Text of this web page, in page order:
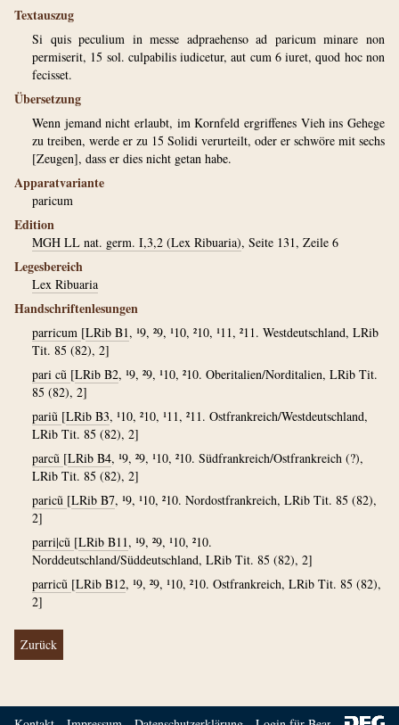
Textauszug
Si quis peculium in messe adpraehenso ad paricum minare non
permiserit, 15 sol. culpabilis iudicetur, aut cum 6 iuret, quod hoc non
fecisset.
Übersetzung
Wenn jemand nicht erlaubt, im Kornfeld ergriffenes Vieh ins Gehege
zu treiben, werde er zu 15 Solidi verurteilt, oder er schwöre mit sechs
[Zeugen], dass er dies nicht getan habe.
Apparatvariante
paricum
Edition
MGH LL nat. germ. I,3,2 (Lex Ribuaria), Seite 131, Zeile 6
Legesbereich
Lex Ribuaria
Handschriftenlesungen
parricum [LRib B1, ¹9, ²9, ¹10, ²10, ¹11, ²11. Westdeutschland, LRib
Tit. 85 (82), 2]
pari cũ [LRib B2, ¹9, ²9, ¹10, ²10. Oberitalien/Norditalien, LRib Tit.
85 (82), 2]
pariũ [LRib B3, ¹10, ²10, ¹11, ²11. Ostfrankreich/Westdeutschland,
LRib Tit. 85 (82), 2]
parcũ [LRib B4, ¹9, ²9, ¹10, ²10. Südfrankreich/Ostfrankreich (?),
LRib Tit. 85 (82), 2]
paricũ [LRib B7, ¹9, ¹10, ²10. Nordostfrankreich, LRib Tit. 85 (82),
2]
parri|cũ [LRib B11, ¹9, ²9, ¹10, ²10.
Norddeutschland/Süddeutschland, LRib Tit. 85 (82), 2]
parricũ [LRib B12, ¹9, ²9, ¹10, ²10. Ostfrankreich, LRib Tit. 85 (82),
2]
Zurück